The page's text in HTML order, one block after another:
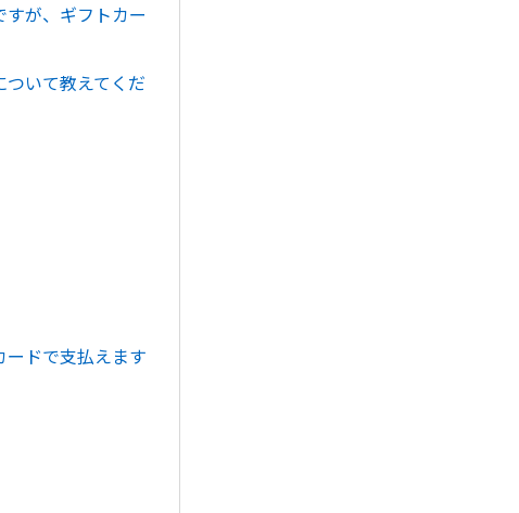
が、ギフトカー
いて教えてくだ
ドで支払えます